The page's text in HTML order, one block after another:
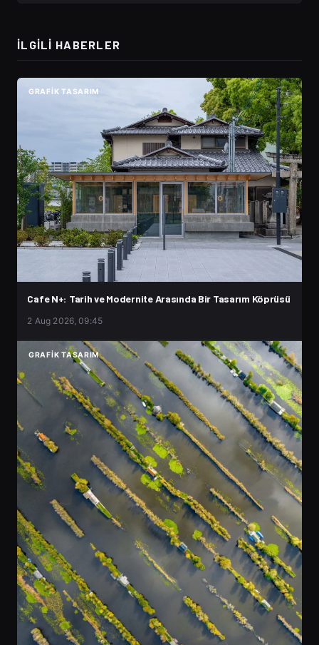
İLGILI HABERLER
GRAFIK TASARIM
Cafe N+: Tarih ve Modernite Arasında Bir Tasarım Köprüsü
2 Aug 2026, 09:45
GRAFIK TASARIM